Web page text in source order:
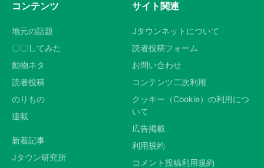
コンテンツ
地元の話題
〇〇してみた
動物ネタ
読者投稿
のりもの
連載
新着記事
Jタウン研究所
サイト関連
Jタウンネットについて
読者投稿フォーム
お問い合わせ
コンテンツ二次利用
クッキー（Cookie）の利用につ
いて
広告掲載
利用規約
コメント投稿利用規約